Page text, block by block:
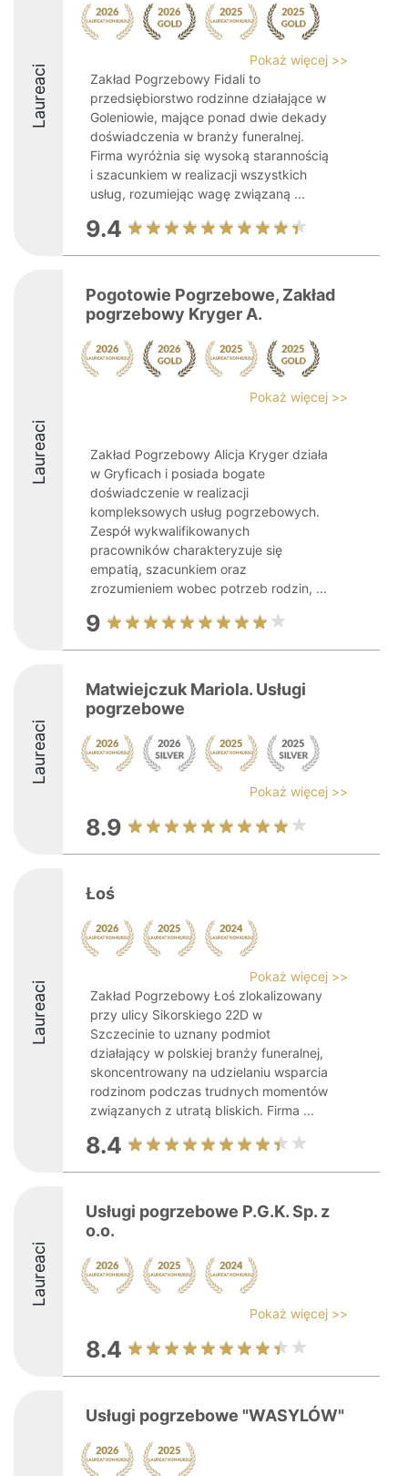
Laureaci
Pokaż więcej >>
Zakład Pogrzebowy Fidali to
przedsiębiorstwo rodzinne działające w
Goleniowie, mające ponad dwie dekady
doświadczenia w branży funeralnej.
Firma wyróżnia się wysoką starannością
i szacunkiem w realizacji wszystkich
usług, rozumiejąc wagę związaną ...
9.4
Laureaci
Pogotowie Pogrzebowe, Zakład
pogrzebowy Kryger A.
Pokaż więcej >>
Zakład Pogrzebowy Alicja Kryger działa
w Gryficach i posiada bogate
doświadczenie w realizacji
kompleksowych usług pogrzebowych.
Zespół wykwalifikowanych
pracowników charakteryzuje się
empatią, szacunkiem oraz
zrozumieniem wobec potrzeb rodzin, ...
9
Laureaci
Matwiejczuk Mariola. Usługi
pogrzebowe
Pokaż więcej >>
8.9
Laureaci
Łoś
Pokaż więcej >>
Zakład Pogrzebowy Łoś zlokalizowany
przy ulicy Sikorskiego 22D w
Szczecinie to uznany podmiot
działający w polskiej branży funeralnej,
skoncentrowany na udzielaniu wsparcia
rodzinom podczas trudnych momentów
związanych z utratą bliskich. Firma ...
8.4
Laureaci
Usługi pogrzebowe P.G.K. Sp. z
o.o.
Pokaż więcej >>
8.4
Usługi pogrzebowe "WASYLÓW"